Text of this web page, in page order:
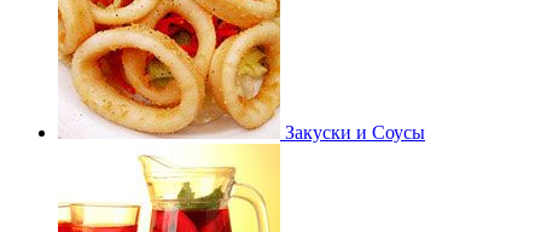
Закуски и Соусы